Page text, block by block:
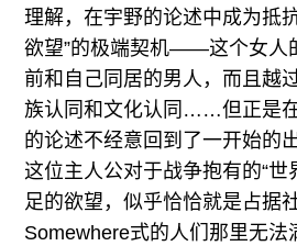
理解，在宇野的论述中成为抵
欲望”的极端契机——这个女人
前和自己同居的男人，而且越
族认同和文化认同……但正是
的论述不经意回到了一开始的
这位主人公对于战争抱有的“世
足的欲望，似乎恰恰就是占据
Somewhere式的人们那里无法